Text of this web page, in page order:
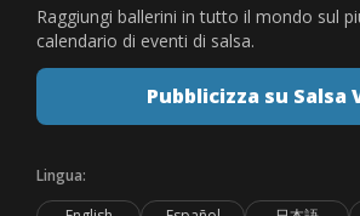
Raggiungi ballerini in tutto il mondo sul
calendario di eventi di salsa.
Pubblicizza su Salsa
Lingua: